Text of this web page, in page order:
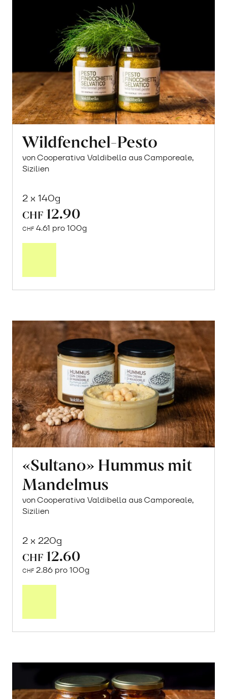
Wildfenchel-Pesto
von Cooperativa Valdibella aus Camporeale,
Sizilien
2 x 140g
CHF 12.90
CHF 4.61 pro 100g
«Sultano» Hummus mit
Mandelmus
von Cooperativa Valdibella aus Camporeale,
Sizilien
2 x 220g
CHF 12.60
CHF 2.86 pro 100g